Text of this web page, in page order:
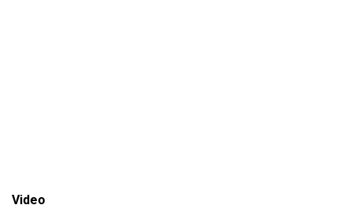
Video